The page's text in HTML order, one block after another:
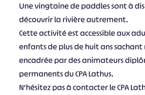
Une vingtaine de paddles sont à
découvrir la rivière autrement.
Cette activité est accessible aux
enfants de plus de huit ans sachant
encadrée par des animateurs
permanents du CPA Lathus.
N'hésitez pas à contacter le CPA